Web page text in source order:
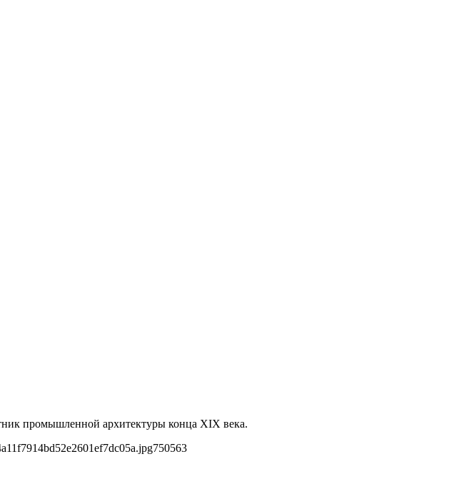
промышленной архитектуры конца XIX века.
750563